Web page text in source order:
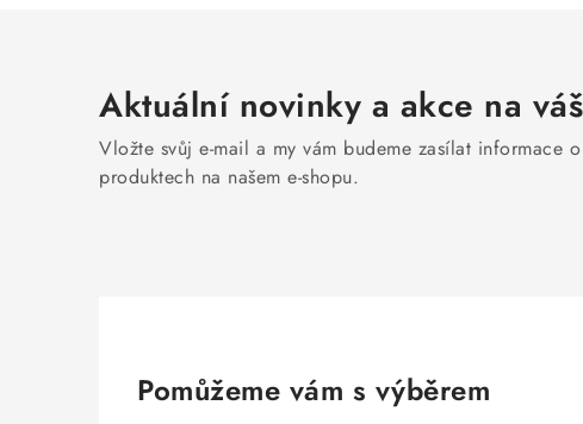
Aktuální novinky a akce na
Vložte svůj e-mail a my vám budeme zasílat informace
produktech na našem e-shopu.
Pomůžeme vám s výběrem